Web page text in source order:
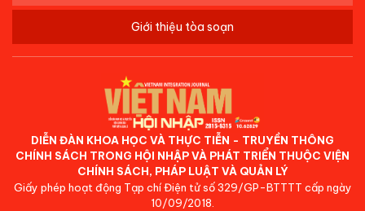
Giới thiệu tòa soạn
DIỄN ĐÀN KHOA HỌC VÀ THỰC TIỄN - TRUYỀN THÔNG
CHÍNH SÁCH TRONG HỘI NHẬP VÀ PHÁT TRIỂN THUỘC VIỆN
CHÍNH SÁCH, PHÁP LUẬT VÀ QUẢN LÝ
Giấy phép hoạt động Tạp chí Điện tử số 329/GP-BTTTT cấp ngày
10/09/2018.